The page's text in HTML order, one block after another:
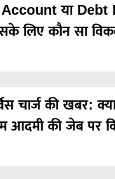
या Debt
लिए कौन सा
चार्ज की खबर:
आदमी की जेब पर